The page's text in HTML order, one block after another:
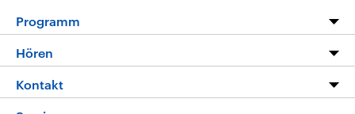
Programm
Programm
Die Nachrichten
Hören
Livestream
Kontakt